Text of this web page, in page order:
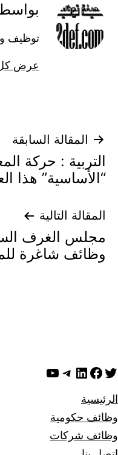
توظيف
عرض كل
تصفّح
المقالات
المقالة السابقة
التربية : حركة
“الأساسية” هذا
المقالة التالية
مجلس الغرف
وظائف شاغرة
تويترفيسبوك
لينكد إن تيليجرام
يوتيوب
الرئيسية
وظائف حكومية
وظائف شركات